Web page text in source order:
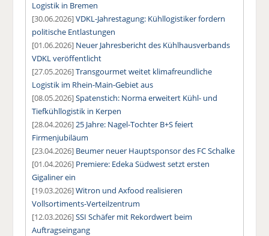
Logistik in Bremen
[30.06.2026]VDKL-Jahrestagung: Kühllogistiker fordern
politische Entlastungen
[01.06.2026] Neuer Jahresbericht des Kühlhausverbands
VDKL veröffentlicht
[27.05.2026]Transgourmet weitet klimafreundliche
Logistik im Rhein-Main-Gebiet aus
[08.05.2026]Spatenstich: Norma erweitert Kühl- und
Tiefkühllogistik in Kerpen
[28.04.2026] 25 Jahre: Nagel-Tochter B+S feiert
Firmenjubiläum
[23.04.2026] Beumer neuer Hauptsponsor des FC Schalke
[01.04.2026] Premiere: Edeka Südwest setzt ersten
Gigaliner ein
[19.03.2026]Witron und Axfood realisieren
Vollsortiments-Verteilzentrum
[12.03.2026]SSI Schäfer mit Rekordwert beim
Auftragseingang